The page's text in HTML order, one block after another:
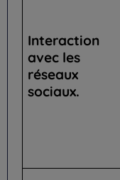
Interaction
avec les
réseaux
sociaux.